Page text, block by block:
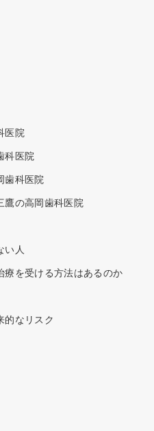
医院
科医院
歯科医院
鷹の高岡歯科医院
い人
療を受ける方法はあるのか
的なリスク